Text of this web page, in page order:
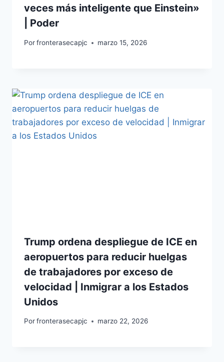
veces más inteligente que Einstein»
| Poder
Porfronterasecapjc marzo 15, 2026
Trump ordena despliegue de ICE en
aeropuertos para reducir huelgas
de trabajadores por exceso de
velocidad | Inmigrar a los Estados
Unidos
Porfronterasecapjc marzo 22, 2026